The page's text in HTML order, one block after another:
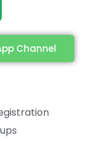
Channel